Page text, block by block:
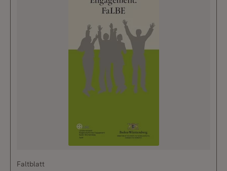
Faltblatt